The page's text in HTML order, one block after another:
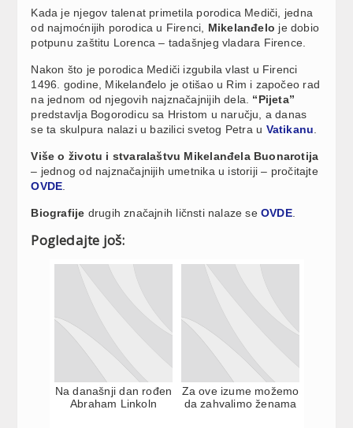
Kada je njegov talenat primetila porodica Mediči, jedna
od najmoćnijih porodica u Firenci, Mikelanđelo je dobio
potpunu zaštitu Lorenca – tadašnjeg vladara Firence.
Nakon što je porodica Mediči izgubila vlast u Firenci
1496. godine, Mikelanđelo je otišao u Rim i započeo rad
na jednom od njegovih najznačajnijih dela. “Pijeta”
predstavlja Bogorodicu sa Hristom u naručju, a danas
se ta skulpura nalazi u bazilici svetog Petra u Vatikanu
Više o životu i stvaralaštvu Mikelanđela Buonarotija
– jednog od najznačajnijih umetnika u istoriji – pročitajte
OVDE
Biografije drugih značajnih ličnsti nalaze seOVDE.
Pogledajte još:
Na današnji dan rođen
Abraham Linkoln
Za ove izume možemo
da zahvalimo ženama